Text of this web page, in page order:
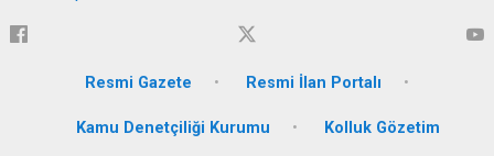
Resmi Gazete Resmi İlan Portalı
Kamu Denetçiliği Kurumu Kolluk Gözetim